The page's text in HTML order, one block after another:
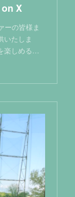
X
ーの皆様ま
いたしま
楽しめる…